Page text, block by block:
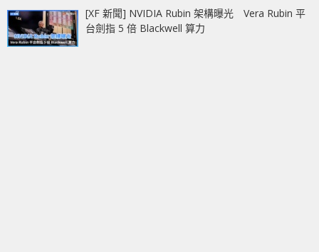
[XF 新聞] NVIDIA Rubin 架構曝光 Vera Rubin 平
台劍指 5 倍 Blackwell 算力